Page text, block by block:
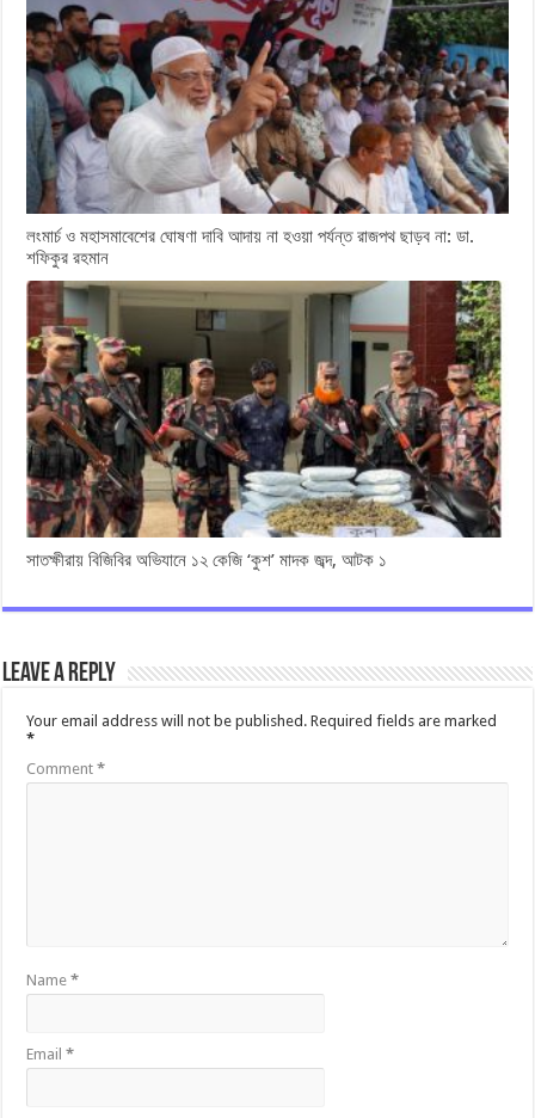
লংমার্চ ও মহাসমাবেশের ঘোষণা দাবি আদায় না হওয়া পর্যন্ত রাজপথ ছাড়ব না: ডা.
শফিকুর রহমান
সাতক্ষীরায় বিজিবির অভিযানে ১২ কেজি ‘কুশ’ মাদক জব্দ, আটক ১
Leave a Reply
Your email address will not be published. Required fields are marked
*
Comment*
Name*
Email*